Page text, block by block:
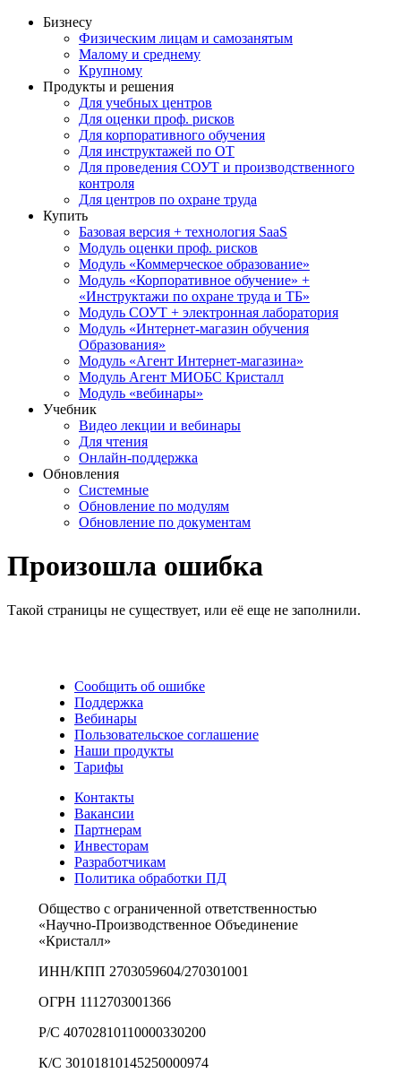
Бизнесу
Физическим лицам и самозанятым
Малому и среднему
Крупному
Продукты и решения
Для учебных центров
Для оценки проф. рисков
Для корпоративного обучения
Для инструктажей по ОТ
Для проведения СОУТ и производственного
контроля
Для центров по охране труда
Купить
Базовая версия + технология SaaS
Модуль оценки проф. рисков
Модуль «Коммерческое образование»
Модуль «Корпоративное обучение» +
«Инструктажи по охране труда и ТБ»
Модуль СОУТ + электронная лаборатория
Модуль «Интернет-магазин обучения
Образования»
Модуль «Агент Интернет-магазина»
Модуль Агент МИОБС Кристалл
Модуль «вебинары»
Учебник
Видео лекции и вебинары
Для чтения
Онлайн-поддержка
Обновления
Системные
Обновление по модулям
Обновление по документам
Произошла ошибка
Такой страницы не существует, или её еще не заполнили.
Сообщить об ошибке
Поддержка
Вебинары
Пользовательское соглашение
Наши продукты
Тарифы
Контакты
Вакансии
Партнерам
Инвесторам
Разработчикам
Политика обработки ПД
Общество с ограниченной ответственностью
«Научно-Производственное Объединение
«Кристалл»
ИНН/КПП 2703059604/270301001
ОГРН 1112703001366
Р/С 40702810110000330200
К/С 30101810145250000974